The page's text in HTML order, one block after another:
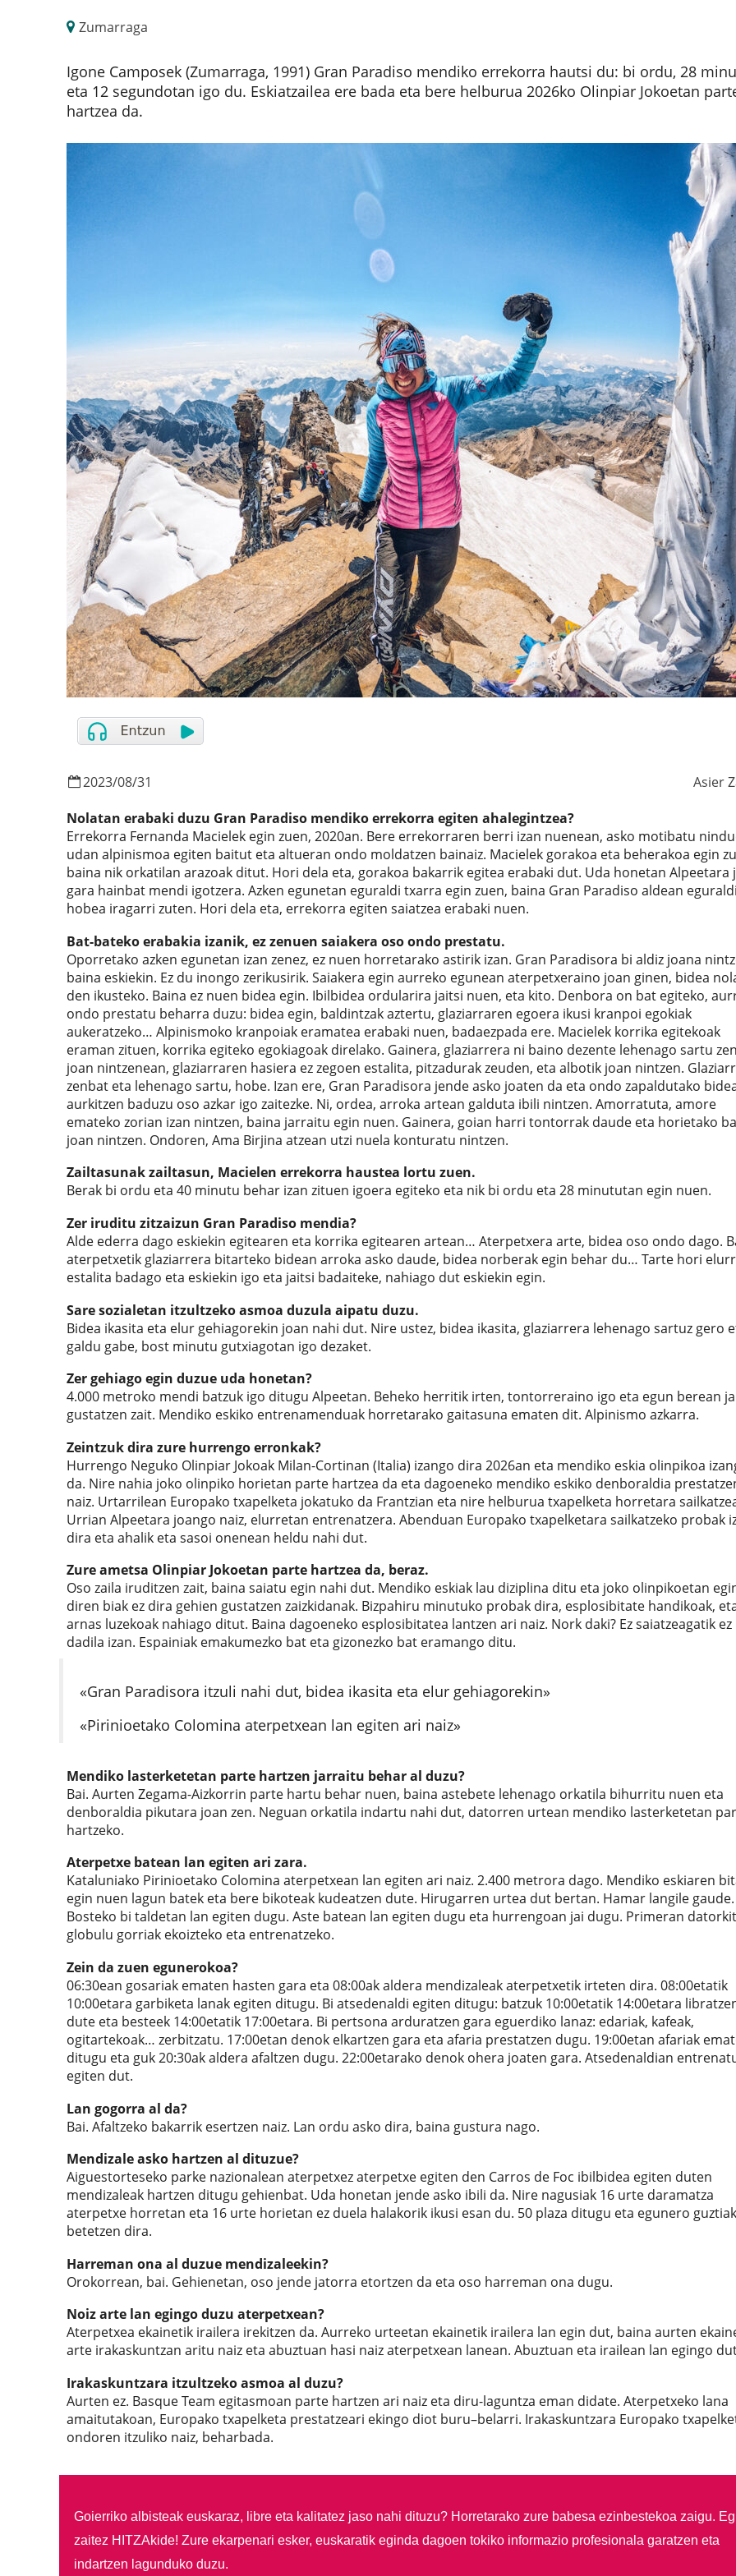
Zumarraga
Igone Camposek (Zumarraga, 1991) Gran Paradiso mendiko errekorra hautsi du: bi ordu, 28
eta 12 segundotan igo du. Eskiatzailea ere bada eta bere helburua 2026ko Olinpiar Jokoetan
hartzea da.
2023/08/31
Asier
Nolatan erabaki duzu Gran Paradiso mendiko errekorra egiten ahalegintzea?
Errekorra Fernanda Macielek egin zuen, 2020an. Bere errekorraren berri izan nuenean, asko motibatu
udan alpinismoa egiten baitut eta altueran ondo moldatzen bainaiz. Macielek gorakoa eta beherakoa egin
baina nik orkatilan arazoak ditut. Hori dela eta, gorakoa bakarrik egitea erabaki dut. Uda honetan Alpeetara
gara hainbat mendi igotzera. Azken egunetan eguraldi txarra egin zuen, baina Gran Paradiso aldean eguraldi
hobea iragarri zuten. Hori dela eta, errekorra egiten saiatzea erabaki nuen.
Bat-bateko erabakia izanik, ez zenuen saiakera oso ondo prestatu.
Oporretako azken egunetan izan zenez, ez nuen horretarako astirik izan. Gran Paradisora bi aldiz joana
baina eskiekin. Ez du inongo zerikusirik. Saiakera egin aurreko egunean aterpetxeraino joan ginen, bidea
den ikusteko. Baina ez nuen bidea egin. Ibilbidea ordularira jaitsi nuen, eta kito. Denbora on bat egiteko,
ondo prestatu beharra duzu: bidea egin, baldintzak aztertu, glaziarraren egoera ikusi kranpoi egokiak
aukeratzeko… Alpinismoko kranpoiak eramatea erabaki nuen, badaezpada ere. Macielek korrika egitekoak
eraman zituen, korrika egiteko egokiagoak direlako. Gainera, glaziarrera ni baino dezente lehenago sartu
joan nintzenean, glaziarraren hasiera ez zegoen estalita, pitzadurak zeuden, eta albotik joan nintzen.
zenbat eta lehenago sartu, hobe. Izan ere, Gran Paradisora jende asko joaten da eta ondo zapaldutako
aurkitzen baduzu oso azkar igo zaitezke. Ni, ordea, arroka artean galduta ibili nintzen. Amorratuta, amore
emateko zorian izan nintzen, baina jarraitu egin nuen. Gainera, goian harri tontorrak daude eta horietako
joan nintzen. Ondoren, Ama Birjina atzean utzi nuela konturatu nintzen.
Zailtasunak zailtasun, Macielen errekorra haustea lortu zuen.
Berak bi ordu eta 40 minutu behar izan zituen igoera egiteko eta nik bi ordu eta 28 minututan egin nuen.
Zer iruditu zitzaizun Gran Paradiso mendia?
Alde ederra dago eskiekin egitearen eta korrika egitearen artean… Aterpetxera arte, bidea oso ondo dago.
aterpetxetik glaziarrera bitarteko bidean arroka asko daude, bidea norberak egin behar du… Tarte hori
estalita badago eta eskiekin igo eta jaitsi badaiteke, nahiago dut eskiekin egin.
Sare sozialetan itzultzeko asmoa duzula aipatu duzu.
Bidea ikasita eta elur gehiagorekin joan nahi dut. Nire ustez, bidea ikasita, glaziarrera lehenago sartuz gero
galdu gabe, bost minutu gutxiagotan igo dezaket.
Zer gehiago egin duzue uda honetan?
4.000 metroko mendi batzuk igo ditugu Alpeetan. Beheko herritik irten, tontorreraino igo eta egun berean
gustatzen zait. Mendiko eskiko entrenamenduak horretarako gaitasuna ematen dit. Alpinismo azkarra.
Zeintzuk dira zure hurrengo erronkak?
Hurrengo Neguko Olinpiar Jokoak Milan-Cortinan (Italia) izango dira 2026an eta mendiko eskia olinpikoa
da. Nire nahia joko olinpiko horietan parte hartzea da eta dagoeneko mendiko eskiko denboraldia
naiz. Urtarrilean Europako txapelketa jokatuko da Frantzian eta nire helburua txapelketa horretara
Urrian Alpeetara joango naiz, elurretan entrenatzera. Abenduan Europako txapelketara sailkatzeko probak
dira eta ahalik eta sasoi onenean heldu nahi dut.
Zure ametsa Olinpiar Jokoetan parte hartzea da, beraz.
Oso zaila iruditzen zait, baina saiatu egin nahi dut. Mendiko eskiak lau diziplina ditu eta joko olinpikoetan
diren biak ez dira gehien gustatzen zaizkidanak. Bizpahiru minutuko probak dira, esplosibitate handikoak,
arnas luzekoak nahiago ditut. Baina dagoeneko esplosibitatea lantzen ari naiz. Nork daki? Ez saiatzeagatik ez
dadila izan. Espainiak emakumezko bat eta gizonezko bat eramango ditu.
«Gran Paradisora itzuli nahi dut, bidea ikasita eta elur gehiagorekin»
«Pirinioetako Colomina aterpetxean lan egiten ari naiz»
Mendiko lasterketetan parte hartzen jarraitu behar al duzu?
Bai. Aurten Zegama-Aizkorrin parte hartu behar nuen, baina astebete lehenago orkatila bihurritu nuen eta
denboraldia pikutara joan zen. Neguan orkatila indartu nahi dut, datorren urtean mendiko lasterketetan
hartzeko.
Aterpetxe batean lan egiten ari zara.
Kataluniako Pirinioetako Colomina aterpetxean lan egiten ari naiz. 2.400 metrora dago. Mendiko eskiaren
egin nuen lagun batek eta bere bikoteak kudeatzen dute. Hirugarren urtea dut bertan. Hamar langile gaude.
Bosteko bi taldetan lan egiten dugu. Aste batean lan egiten dugu eta hurrengoan jai dugu. Primeran datorkit
globulu gorriak ekoizteko eta entrenatzeko.
Zein da zuen egunerokoa?
06:30ean gosariak ematen hasten gara eta 08:00ak aldera mendizaleak aterpetxetik irteten dira. 08:00etatik
10:00etara garbiketa lanak egiten ditugu. Bi atsedenaldi egiten ditugu: batzuk 10:00etatik 14:00etara
dute eta besteek 14:00etatik 17:00etara. Bi pertsona arduratzen gara eguerdiko lanaz: edariak, kafeak,
ogitartekoak… zerbitzatu. 17:00etan denok elkartzen gara eta afaria prestatzen dugu. 19:00etan afariak
ditugu eta guk 20:30ak aldera afaltzen dugu. 22:00etarako denok ohera joaten gara. Atsedenaldian
egiten dut.
Lan gogorra al da?
Bai. Afaltzeko bakarrik esertzen naiz. Lan ordu asko dira, baina gustura nago.
Mendizale asko hartzen al dituzue?
Aiguestorteseko parke nazionalean aterpetxez aterpetxe egiten den Carros de Foc ibilbidea egiten duten
mendizaleak hartzen ditugu gehienbat. Uda honetan jende asko ibili da. Nire nagusiak 16 urte daramatza
aterpetxe horretan eta 16 urte horietan ez duela halakorik ikusi esan du. 50 plaza ditugu eta egunero guztiak
betetzen dira.
Harreman ona al duzue mendizaleekin?
Orokorrean, bai. Gehienetan, oso jende jatorra etortzen da eta oso harreman ona dugu.
Noiz arte lan egingo duzu aterpetxean?
Aterpetxea ekainetik irailera irekitzen da. Aurreko urteetan ekainetik irailera lan egin dut, baina aurten
arte irakaskuntzan aritu naiz eta abuztuan hasi naiz aterpetxean lanean. Abuztuan eta irailean lan egingo
Irakaskuntzara itzultzeko asmoa al duzu?
Aurten ez. Basque Team egitasmoan parte hartzen ari naiz eta diru-laguntza eman didate. Aterpetxeko lana
amaitutakoan, Europako txapelketa prestatzeari ekingo diot buru–belarri. Irakaskuntzara Europako
ondoren itzuliko naiz, beharbada.
Goierriko albisteak euskaraz, libre eta kalitatez jaso nahi dituzu? Horretarako zure babesa ezinbestekoa zaigu.
zaitez HITZAkide! Zure ekarpenari esker, euskaratik eginda dagoen tokiko informazio profesionala garatzen eta
indartzen lagunduko duzu.